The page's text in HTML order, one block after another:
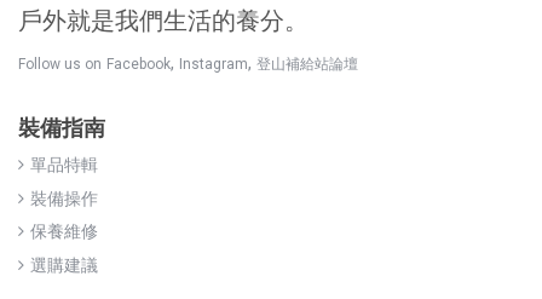
戶外就是我們生活的養分。
Follow us on Facebook, Instagram, 登山補給站論壇
裝備指南
單品特輯
裝備操作
保養維修
選購建議